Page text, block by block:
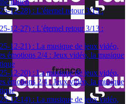
12-28) : L'éternel retour 3/13 :
12-27) : L'éternel retour 3/13 :
12-21) : La musique de jeux vidéo,
émotions 2/4 : Jeux vidéo, la musique
12-20) : La musique de jeux vidéo,
émotions 2/4 : Jeux vidéo, la musique
12-14) : La musique de jeux vidéo,